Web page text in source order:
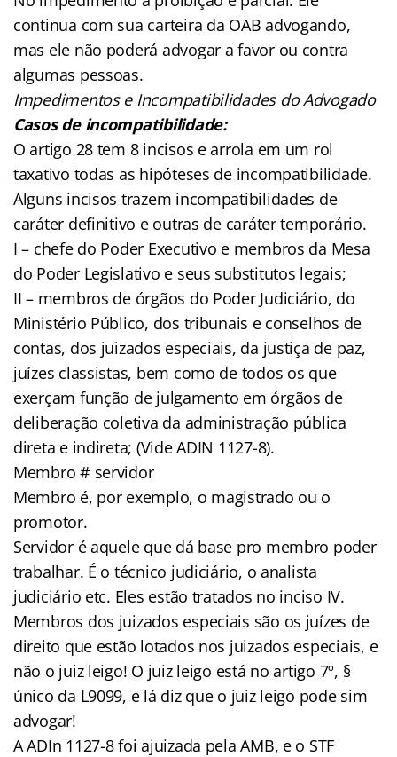
continua com sua carteira da OAB advogando,
mas ele não poderá advogar a favor ou contra
algumas pessoas.
Impedimentos e Incompatibilidades do Advogado
Casos de incompatibilidade:
O artigo 28 tem 8 incisos e arrola em um rol
taxativo todas as hipóteses de incompatibilidade.
Alguns incisos trazem incompatibilidades de
caráter definitivo e outras de caráter temporário.
I – chefe do Poder Executivo e membros da Mesa
do Poder Legislativo e seus substitutos legais;
II – membros de órgãos do Poder Judiciário, do
Ministério Público, dos tribunais e conselhos de
contas, dos juizados especiais, da justiça de paz,
juízes classistas, bem como de todos os que
exerçam função de julgamento em órgãos de
deliberação coletiva da administração pública
direta e indireta; (Vide ADIN 1127-8).
Membro # servidor
Membro é, por exemplo, o magistrado ou o
promotor.
Servidor é aquele que dá base pro membro poder
trabalhar. É o técnico judiciário, o analista
judiciário etc. Eles estão tratados no inciso IV.
Membros dos juizados especiais são os juízes de
direito que estão lotados nos juizados especiais, e
não o juiz leigo! O juiz leigo está no artigo 7º, §
único da L9099, e lá diz que o juiz leigo pode sim
advogar!
A ADIn 1127-8 foi ajuizada pela AMB, e o STF